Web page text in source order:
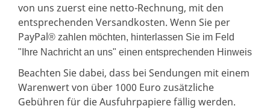
von uns zuerst eine netto-Rechnung, mit den
entsprechenden Versandkosten. Wenn Sie per
PayPal® zahlen möchten, hinterlassen Sie im Feld
"Ihre Nachricht an uns" einen entsprechenden Hinweis
Beachten Sie dabei, dass bei Sendungen mit einem
Warenwert von über 1000 Euro zusätzliche
Gebühren für die Ausfuhrpapiere fällig werden.